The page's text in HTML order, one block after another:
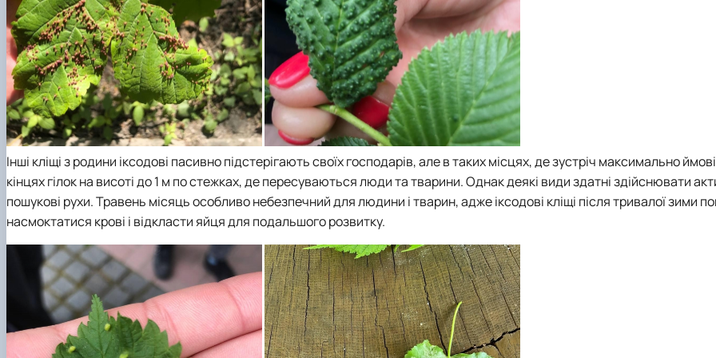
Інші кліщі з родини іксодові пасивно підстерігають своїх господарів, але в таких місцях, де зустріч максимально
кінцях гілок на висоті до 1 м по стежках, де пересуваються люди та тварини. Однак деякі види здатні здійснювати
пошукові рухи. Травень місяць особливо небезпечний для людини і тварин, адже іксодові кліщі після тривалої зими
насмоктатися крові і відкласти яйця для подальшого розвитку.